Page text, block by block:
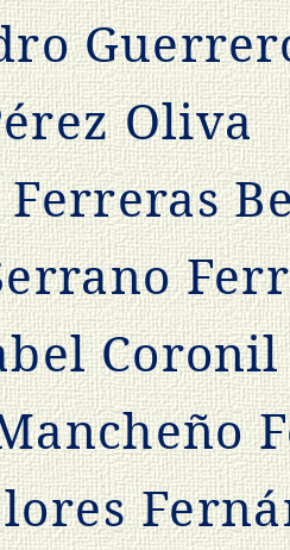
Oliva